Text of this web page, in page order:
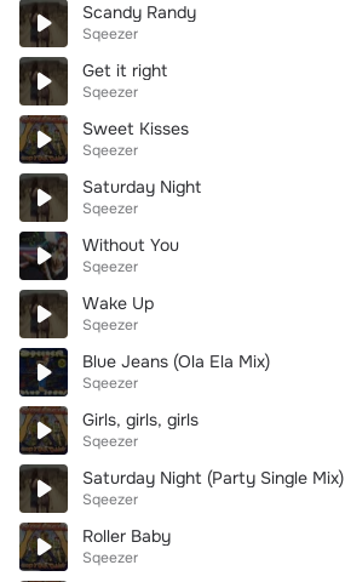
Scandy Randy
Sqeezer
Get it right
Sqeezer
Sweet Kisses
Sqeezer
Saturday Night
Sqeezer
Without You
Sqeezer
Wake Up
Sqeezer
Blue Jeans (Ola Ela Mix)
Sqeezer
Girls, girls, girls
Sqeezer
Saturday Night (Party Single Mix)
Sqeezer
Roller Baby
Sqeezer